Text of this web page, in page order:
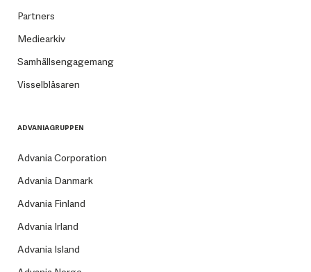
Partners
Mediearkiv
Samhällsengagemang
Visselblåsaren
ADVANIAGRUPPEN
Advania Corporation
Advania Danmark
Advania Finland
Advania Irland
Advania Island